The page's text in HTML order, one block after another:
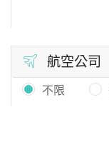
航空公司
不限